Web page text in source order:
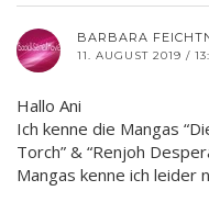
BARBARA
11. AUGUST 2019 /
Hallo Ani
Ich kenne die Mangas
Torch” & “Renjoh
Mangas kenne ich leider